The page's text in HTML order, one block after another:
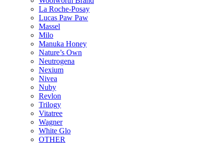
La Roche-Posay
Lucas Paw Paw
Massel
Milo
Manuka Honey
Nature’s Own
Neutrogena
Nexium
Nivea
Nuby
Revlon
Trilogy
Vitatree
Wagner
White Glo
OTHER